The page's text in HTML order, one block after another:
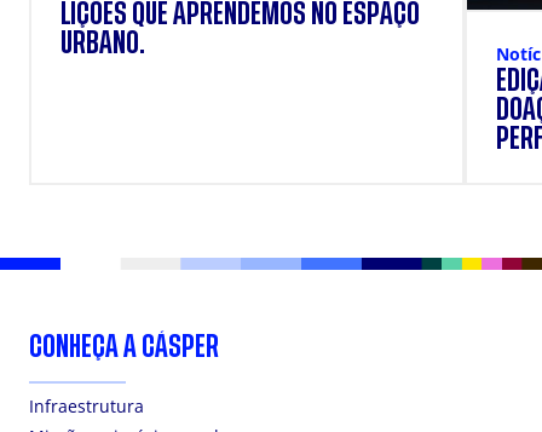
LIÇÕES QUE APRENDEMOS NO ESPAÇO
URBANO.
CONHEÇA A CÁSPER
Infraestrutura